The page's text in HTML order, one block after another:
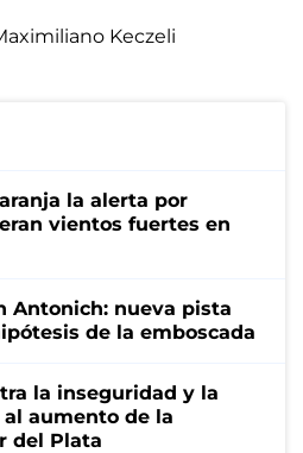
Keczeli
la alerta por
vientos fuertes en
Antonich: nueva pista
de la emboscada
la inseguridad y la
aumento de la
del Plata